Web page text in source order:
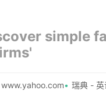
simple
瑞典 - 英